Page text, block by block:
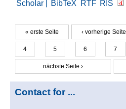
Scholar |
BibTeX RTF RIS
Seiten
« erste Seite ‹ vorherige Seite
4 5 6 7
nächste Seite ›
Contact for ...